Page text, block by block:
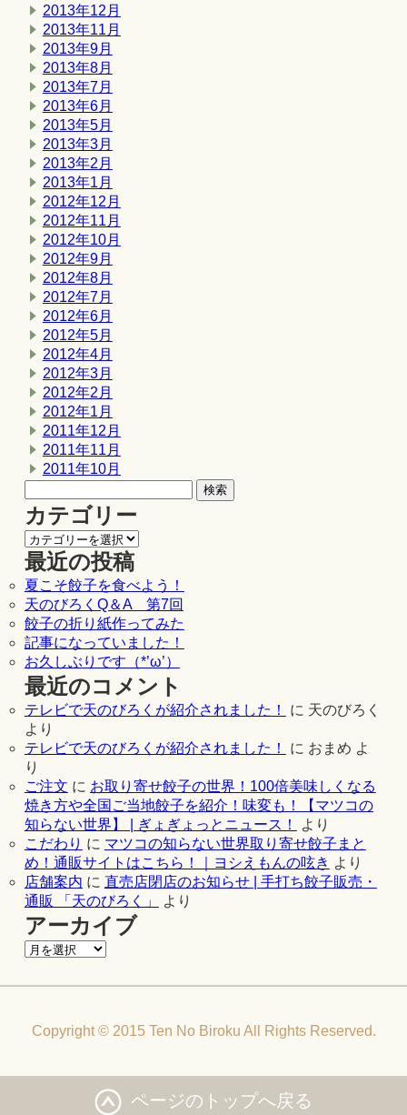
2013年12月
2013年11月
2013年9月
2013年8月
2013年7月
2013年6月
2013年5月
2013年3月
2013年2月
2013年1月
2012年12月
2012年11月
2012年10月
2012年9月
2012年8月
2012年7月
2012年6月
2012年5月
2012年4月
2012年3月
2012年2月
2012年1月
2011年12月
2011年11月
2011年10月
カテゴリー
最近の投稿
夏こそ餃子を食べよう！
天のびろくQ＆A 第7回
餃子の折り紙作ってみた
記事になっていました！
お久しぶりです（*’ω’）
最近のコメント
テレビで天のびろくが紹介されました！ に 天のびろく
より
テレビで天のびろくが紹介されました！
に おまめ よ
り
ご注文 に お取り寄せ餃子の世界！100倍美味しくなる
焼き方や全国ご当地餃子を紹介！味変も！【マツコの
知らない世界】 | ぎょぎょっとニュース！
より
こだわり に マツコの知らない世界取り寄せ餃子まと
め！通販サイトはこちら！｜ヨシえもんの呟き より
店舗案内 に 直売店閉店のお知らせ | 手打ち餃子販売・
通販 「天のびろく」
より
アーカイブ
Copyright © 2015 Ten No Biroku All Rights Reserved.
ページのトップへ戻る